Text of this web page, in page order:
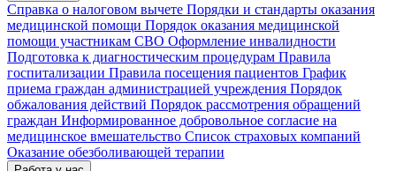
Справка о налоговом вычете Порядки и стандарты оказания
медицинской помощи Порядок оказания медицинской
помощи участникам СВО Оформление инвалидности
Подготовка к диагностическим процедурам Правила
госпитализации Правила посещения пациентов График
приема граждан администрацией учреждения Порядок
обжалования действий Порядок рассмотрения обращений
граждан Информированное добровольное согласие на
медицинское вмешательство Список страховых компаний
Оказание обезболивающей терапии